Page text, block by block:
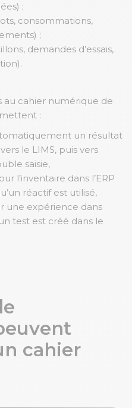
;
consommations,
;
demandes d’essais,
au cahier numérique de
:
un résultat
le LIMS, puis vers
saisie,
l’inventaire dans l’ERP
réactif est utilisé,
une expérience dans
test est créé dans le
cahier